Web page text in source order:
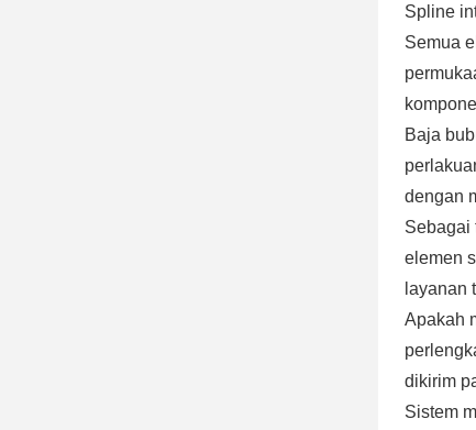
Spline
Semua
Baja
dengan
Sebagai
elemen
layanan
Apakah
dikirim
Sistem